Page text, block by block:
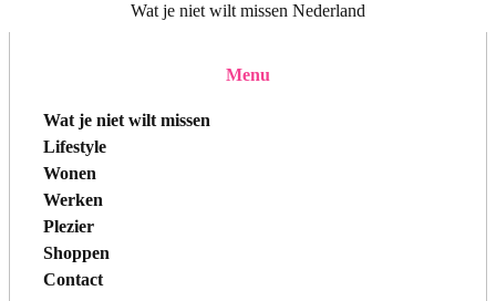
Wat je niet wilt missen Nederland
Menu
Wat je niet wilt missen
Lifestyle
Wonen
Werken
Plezier
Shoppen
Contact